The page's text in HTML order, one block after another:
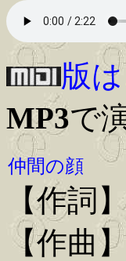
版
MP3で
仲間の顔
【作詞
【作曲